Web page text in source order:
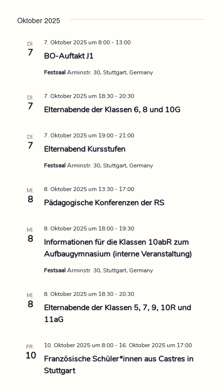
n
l
n
c
-
s
ä
Oktober 2025
DI.
7 BO-Auftakt J1
7. Oktober 2025 um 8:00- 13:00
FestsaalArminstr. 30, Stuttgart, Germany
DI.
7 Elternabende der Klassen 6, 8 und 10G
7. Oktober 2025 um 18:30-20:30
DI.
7 Elternabend Kursstufen
7. Oktober 2025 um 19:00-21:00
FestsaalArminstr. 30, Stuttgart, Germany
MI.
8 Pädagogische Konferenzen der RS
8. Oktober 2025 um 13:30- 17:00
MI.
8
Informationen für die Klassen 10abR zum
Aufbaugymnasium (interne Veranstaltung)
8. Oktober 2025 um 18:00- 19:30
FestsaalArminstr. 30, Stuttgart, Germany
MI.
8
Elternabende der Klassen 5, 7, 9, 10R und
11aG
8. Oktober 2025 um 18:30-20:30
FR.
10
Französische Schüler*innen aus Castres in
Stuttgart
10. Oktober 2025 um 8:00- 16. Oktober 2025 um 17:00